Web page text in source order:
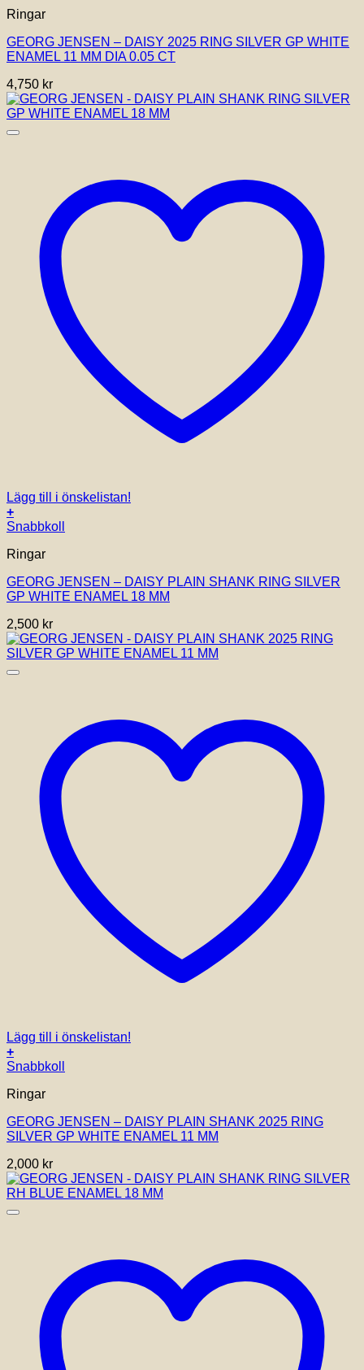
produkten
flera
varianter.
olika
alternativen
kan
väljas
Ringar
GEORG JENSEN – DAISY 2025 RING SILVER GP WHITE
ENAMEL 11 MM DIA 0.05 CT
4,750 kr
Lägg till i önskelistan!
+
Den
produkten
flera
varianter.
olika
alternativen
kan
väljas
Snabbkoll
Ringar
GEORG JENSEN – DAISY PLAIN SHANK RING SILVER
GP WHITE ENAMEL 18 MM
2,500 kr
Lägg till i önskelistan!
+
Den
produkten
flera
varianter.
olika
alternativen
kan
väljas
Snabbkoll
Ringar
GEORG JENSEN – DAISY PLAIN SHANK 2025 RING
SILVER GP WHITE ENAMEL 11 MM
2,000 kr